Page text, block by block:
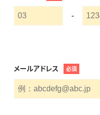
-
メールアドレス 必須